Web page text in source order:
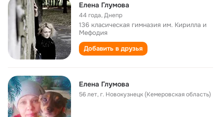
Елена Глумова
44 года,Днепр
136 класическая гимназия им. Кирилла и
Мефодия
Добавить в друзья
Елена Глумова
56 лет,г. Новокузнецк (Кемеровская область)